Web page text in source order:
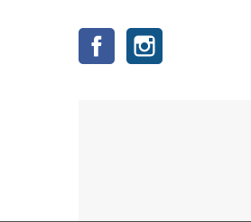
Facebook